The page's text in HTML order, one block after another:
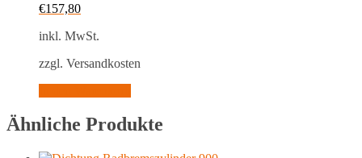
€157,80
inkl. MwSt.
zzgl. Versandkosten
Ähnliche Produkte